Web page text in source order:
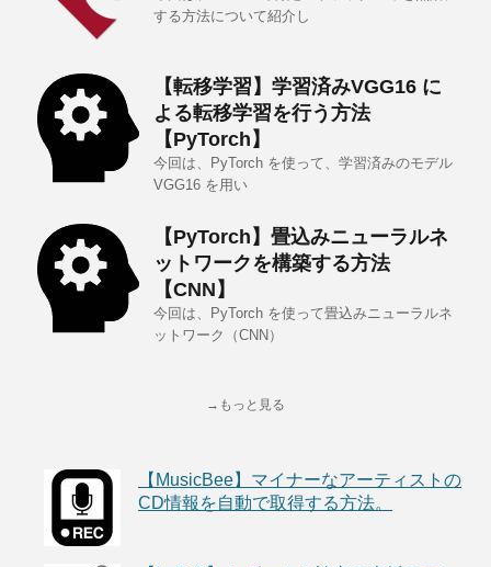
する方法について紹介し
【転移学習】学習済みVGG16 に
よる転移学習を行う方法
【PyTorch】
今回は、PyTorch を使って、学習済みのモデル
VGG16 を用い
【PyTorch】畳込みニューラルネ
ットワークを構築する方法
【CNN】
今回は、PyTorch を使って畳込みニューラルネ
ットワーク（CNN）
→もっと見る
【MusicBee】マイナーなアーティストの
CD情報を自動で取得する方法。